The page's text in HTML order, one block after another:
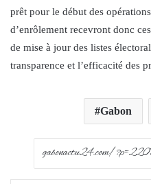
prêt pour le début des
d’enrôlement recevront donc
de mise à jour des listes
transparence et l’efficacité des
Gabon